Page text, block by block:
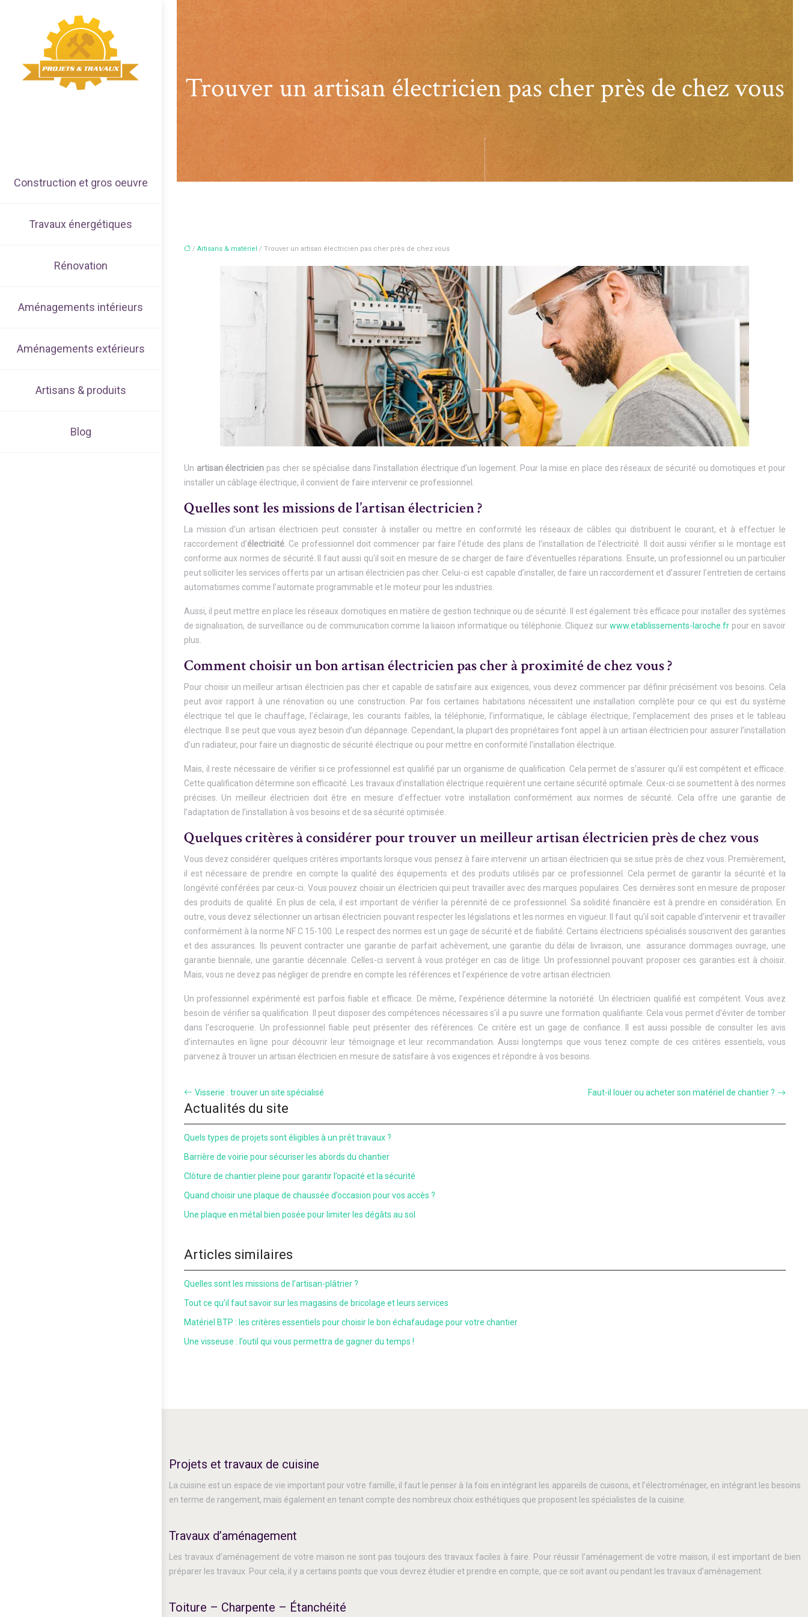
Construction et gros oeuvre
Travaux énergétiques
Rénovation
Aménagements intérieurs
Aménagements extérieurs
Artisans & produits
Blog
Trouver un artisan électricien pas cher près de chez vous
/ Artisans & matériel / Trouver un artisan électricien pas cher près de chez vous
Un artisan électricien pas cher se spécialise dans l’installation électrique d’un logement. Pour la mise en place des réseaux de sécurité ou domotiques et pour
installer un câblage électrique, il convient de faire intervenir ce professionnel.
Quelles sont les missions de l’artisan électricien ?
La mission d’un artisan électricien peut consister à installer ou mettre en conformité les réseaux de câbles qui distribuent le courant, et à effectuer le
raccordement d’électricité . Ce professionnel doit commencer par faire l’étude des plans de l’installation de l’électricité. Il doit aussi vérifier si le montage est
conforme aux normes de sécurité. Il faut aussi qu’il soit en mesure de se charger de faire d’éventuelles réparations. Ensuite, un professionnel ou un particulier
peut solliciter les services offerts par un artisan électricien pas cher. Celui-ci est capable d’installer, de faire un raccordement et d’assurer l’entretien de certains
automatismes comme l’automate programmable et le moteur pour les industries.
Aussi, il peut mettre en place les réseaux domotiques en matière de gestion technique ou de sécurité. Il est également très efficace pour installer des systèmes
de signalisation, de surveillance ou de communication comme la liaison informatique ou téléphonie. Cliquez surwww.etablissements-laroche.fr pour en savoir
plus.
Comment choisir un bon artisan électricien pas cher à proximité de chez vous ?
Pour choisir un meilleur artisan électricien pas cher et capable de satisfaire aux exigences, vous devez commencer par définir précisément vos besoins. Cela
peut avoir rapport à une rénovation ou une construction. Par fois certaines habitations nécessitent une installation complète pour ce qui est du système
électrique tel que le chauffage, l’éclairage, les courants faibles, la téléphonie, l’informatique, le câblage électrique, l’emplacement des prises et le tableau
électrique. Il se peut que vous ayez besoin d’un dépannage. Cependant, la plupart des propriétaires font appel à un artisan électricien pour assurer l’installation
d’un radiateur, pour faire un diagnostic de sécurité électrique ou pour mettre en conformité l’installation électrique.
Mais, il reste nécessaire de vérifier si ce professionnel est qualifié par un organisme de qualification. Cela permet de s’assurer qu’il est compétent et efficace.
Cette qualification détermine son efficacité. Les travaux d’installation électrique requièrent une certaine sécurité optimale. Ceux-ci se soumettent à des normes
précises. Un meilleur électricien doit être en mesure d’effectuer votre installation conformément aux normes de sécurité. Cela offre une garantie de
l’adaptation de l’installation à vos besoins et de sa sécurité optimisée.
Quelques critères à considérer pour trouver un meilleur artisan électricien près de chez vous
Vous devez considérer quelques critères importants lorsque vous pensez à faire intervenir un artisan électricien qui se situe près de chez vous. Premièrement,
il est nécessaire de prendre en compte la qualité des équipements et des produits utilisés par ce professionnel. Cela permet de garantir la sécurité et la
longévité conférées par ceux-ci. Vous pouvez choisir un électricien qui peut travailler avec des marques populaires. Ces dernières sont en mesure de proposer
des produits de qualité. En plus de cela, il est important de vérifier la pérennité de ce professionnel. Sa solidité financière est à prendre en considération. En
outre, vous devez sélectionner un artisan électricien pouvant respecter les législations et les normes en vigueur. Il faut qu’il soit capable d’intervenir et travailler
conformément à la norme NF C 15-100. Le respect des normes est un gage de sécurité et de fiabilité. Certains électriciens spécialisés souscrivent des garanties
et des assurances. Ils peuvent contracter une garantie de parfait achèvement, une garantie du délai de livraison, une assurance dommages ouvrage, une
garantie biennale, une garantie décennale. Celles-ci servent à vous protéger en cas de litige. Un professionnel pouvant proposer ces garanties est à choisir.
Mais, vous ne devez pas négliger de prendre en compte les références et l’expérience de votre artisan électricien.
Un professionnel expérimenté est parfois fiable et efficace. De même, l’expérience détermine la notoriété. Un électricien qualifié est compétent. Vous avez
besoin de vérifier sa qualification. Il peut disposer des compétences nécessaires s’il a pu suivre une formation qualifiante. Cela vous permet d’éviter de tomber
dans l’escroquerie. Un professionnel fiable peut présenter des références. Ce critère est un gage de confiance. Il est aussi possible de consulter les avis
d’internautes en ligne pour découvrir leur témoignage et leur recommandation. Aussi longtemps que vous tenez compte de ces critères essentiels, vous
parvenez à trouver un artisan électricien en mesure de satisfaire à vos exigences et répondre à vos besoins.
Visserie : trouver un site spécialisé Faut-il louer ou acheter son matériel de chantier ?
Actualités du site
Quels types de projets sont éligibles à un prêt travaux ?
Barrière de voirie pour sécuriser les abords du chantier
Clôture de chantier pleine pour garantir l’opacité et la sécurité
Quand choisir une plaque de chaussée d’occasion pour vos accès ?
Une plaque en métal bien posée pour limiter les dégâts au sol
Articles similaires
Quelles sont les missions de l’artisan-plâtrier ?
Tout ce qu’il faut savoir sur les magasins de bricolage et leurs services
Matériel BTP : les critères essentiels pour choisir le bon échafaudage pour votre chantier
Une visseuse : l’outil qui vous permettra de gagner du temps !
Projets et travaux de cuisine
La cuisine est un espace de vie important pour votre famille, il faut le penser à la fois en intégrant les appareils de cuisons, et l’électroménager, en intégrant les besoins
en terme de rangement, mais également en tenant compte des nombreux choix esthétiques que proposent les spécialistes de la cuisine.
Travaux d’aménagement
Les travaux d’aménagement de votre maison ne sont pas toujours des travaux faciles à faire. Pour réussir l’aménagement de votre maison, il est important de bien
préparer les travaux. Pour cela, il y a certains points que vous devrez étudier et prendre en compte, que ce soit avant ou pendant les travaux d’aménagement.
Toiture – Charpente – Étanchéité